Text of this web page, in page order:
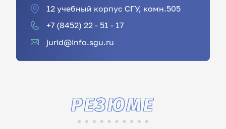
12 учебный корпус СГУ, комн.505
+7 (8452) 22 - 51 - 17
jurid@info.sgu.ru
РЕЗЮМЕ